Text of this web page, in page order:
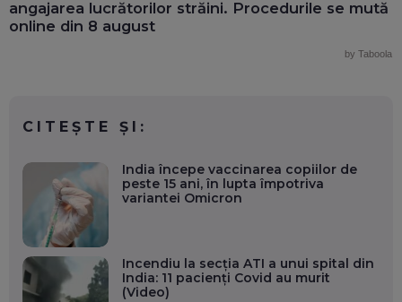
angajarea lucrătorilor străini. Procedurile se mută
online din 8 august
by Taboola
CITEȘTE ȘI:
India începe vaccinarea copiilor de
peste 15 ani, în lupta împotriva
variantei Omicron
Incendiu la secția ATI a unui spital din
India: 11 pacienți Covid au murit
(Video)